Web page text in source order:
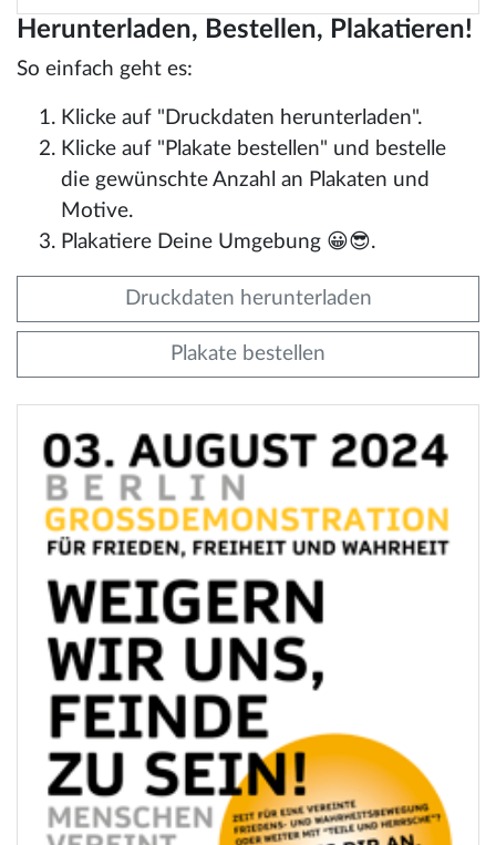
Herunterladen, Bestellen, Plakatieren!
So einfach geht es:
Klicke auf "Druckdaten herunterladen".
Klicke auf "Plakate bestellen" und bestelle
die gewünschte Anzahl an Plakaten und
Motive.
Plakatiere Deine Umgebung 😀😎.
Druckdaten herunterladen
Plakate bestellen